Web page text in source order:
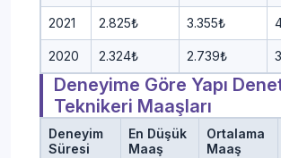
2021 2.825₺ 3.355₺
2020 2.324₺ 2.739₺
Deneyime Göre Yapı
Teknikeri Maaşları
Deneyim
Süresi
En Düşük
Maaş
Ortalama
Maaş